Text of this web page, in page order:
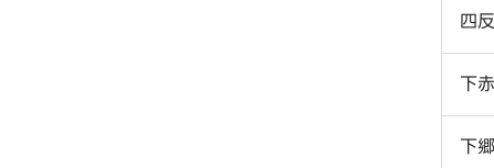
四
下
下